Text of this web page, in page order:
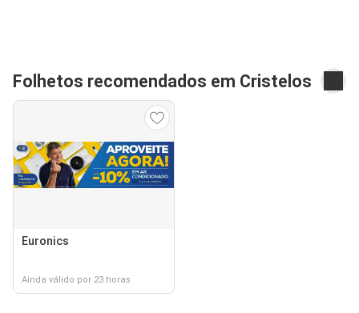
Folhetos recomendados em Cristelos
Euronics
Ainda válido por 23 horas